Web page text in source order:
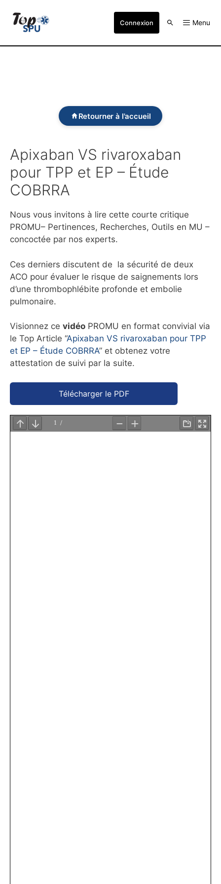
Connexion Menu
Retourner à l'accueil
Apixaban VS rivaroxaban
pour TPP et EP – Étude
COBRRA
Nous vous invitons à lire cette courte critique
PROMU– Pertinences, Recherches, Outils en MU –
concoctée par nos experts.
Ces derniers discutent de la sécurité de deux
ACO pour évaluer le risque de saignements lors
d’une thrombophlébite profonde et embolie
pulmonaire.
Visionnez ce vidéo PROMU en format convivial via
le Top Article “Apixaban VS rivaroxaban pour TPP
et EP – Étude COBRRA” et obtenez votre
attestation de suivi par la suite.
Télécharger le PDF